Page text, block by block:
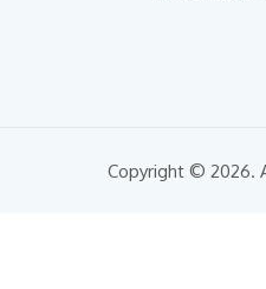
Copyright © 2026.